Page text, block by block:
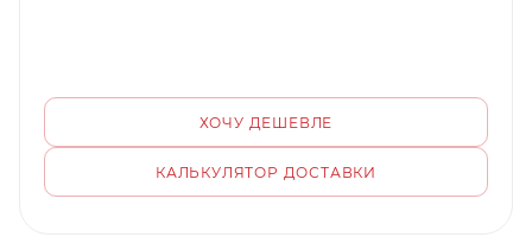
ХОЧУ ДЕШЕВЛЕ
КАЛЬКУЛЯТОР ДОСТАВКИ